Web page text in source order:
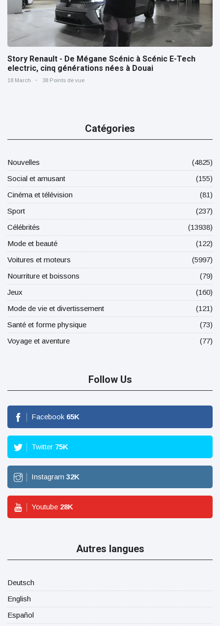
Story Renault - De Mégane Scénic à Scénic E-Tech
electric, cinq générations nées à Douai
18 March 38 Points de vue
Catégories
Nouvelles
(4825)
Social et amusant
(155)
Cinéma et télévision
(81)
Sport
(237)
Célébrités
(13938)
Mode et beauté
(122)
Voitures et moteurs
(5997)
Nourriture et boissons
(79)
Jeux
(160)
Mode de vie et divertissement
(121)
Santé et forme physique
(73)
Voyage et aventure
(77)
Follow Us
Facebook 65K
Twitter 75K
Instagram 32K
Youtube 28K
Autres langues
Deutsch
English
Español